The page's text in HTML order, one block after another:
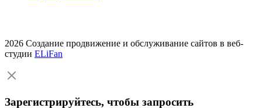
2026 Создание продвижение и обслуживание сайтов в веб-
студии ELiFan
Зарегистрируйтесь, чтобы запросить